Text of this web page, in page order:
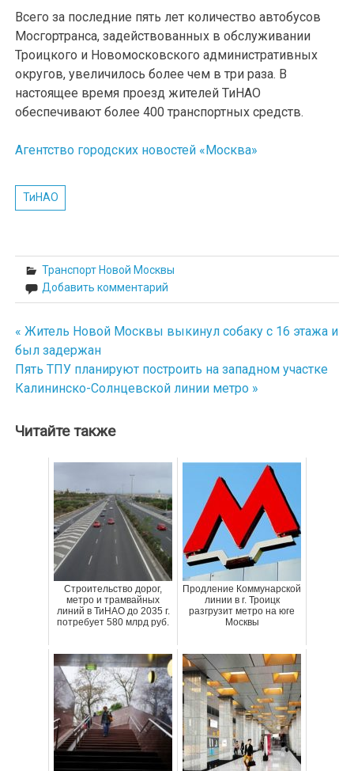
Всего за последние пять лет количество автобусов
Мосгортранса, задействованных в обслуживании
Троицкого и Новомосковского административных
округов, увеличилось более чем в три раза. В
настоящее время проезд жителей ТиНАО
обеспечивают более 400 транспортных средств.
Агентство городских новостей «Москва»
ТиНАО
Транспорт Новой Москвы
Добавить комментарий
Навигация
по
записям
« Житель Новой Москвы выкинул собаку с 16 этажа и
был задержан
Пять ТПУ планируют построить на западном участке
Калининско-Солнцевской линии метро »
Читайте также
Строительство дорог,
метро и трамвайных
линий в ТиНАО до 2035 г.
потребует 580 млрд руб.
Продление Коммунарской
линии в г. Троицк
разгрузит метро на юге
Москвы